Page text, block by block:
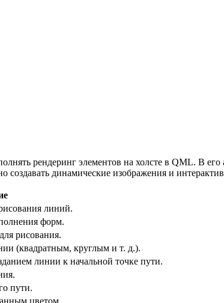
рендеринг элементов на холсте в QML. В
динамические изображения и
линий.
форм.
рисования.
(квадратным, круглым и т. д.).
линии к начальной точке пути.
пути.
цветом.